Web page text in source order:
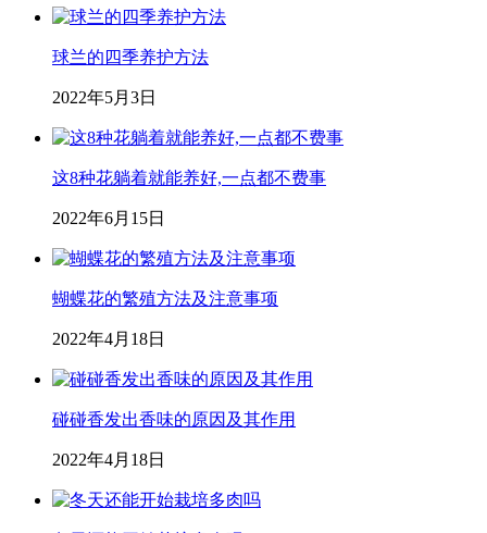
球兰的四季养护方法
2022年5月3日
这8种花躺着就能养好,一点都不费事
2022年6月15日
蝴蝶花的繁殖方法及注意事项
2022年4月18日
碰碰香发出香味的原因及其作用
2022年4月18日